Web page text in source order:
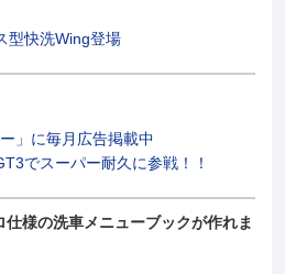
型快洗Wing登場
」に毎月広告掲載中
でスーパー耐久に参戦！！
様の洗車メニューブックが作れま